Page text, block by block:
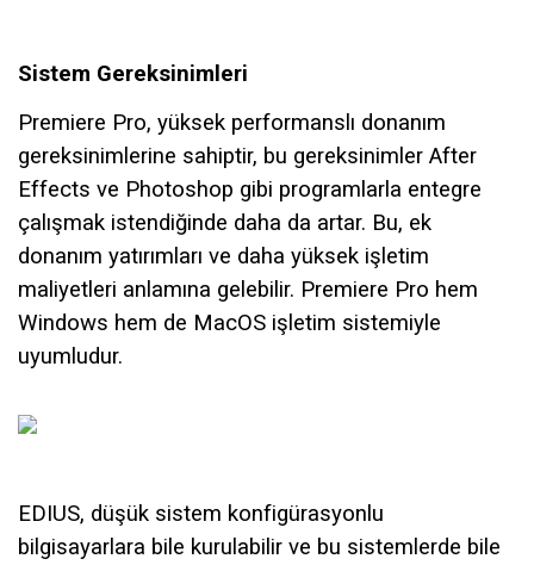
Sistem Gereksinimleri
Premiere Pro, yüksek performanslı donanım
gereksinimlerine sahiptir, bu gereksinimler After
Effects ve Photoshop gibi programlarla entegre
çalışmak istendiğinde daha da artar. Bu, ek
donanım yatırımları ve daha yüksek işletim
maliyetleri anlamına gelebilir. Premiere Pro hem
Windows hem de MacOS işletim sistemiyle
uyumludur.
EDIUS, düşük sistem konfigürasyonlu
bilgisayarlara bile kurulabilir ve bu sistemlerde bile